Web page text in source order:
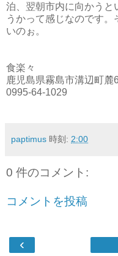
泊、翌朝市内に向かうと
うかって感じなのです
いのぉ。
食楽々
鹿児島県霧島市溝辺町麓
0995-64-1029
paptimus 時刻: 2:00
0 件のコメント:
コメントを投稿
‹